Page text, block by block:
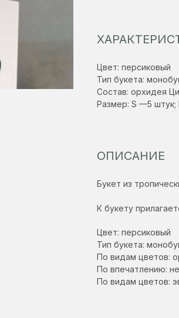
Цвет: персиковый
Тип букета:
Состав: орхидея
Размер: S —5
ОПИСАНИЕ
Букет из
К букету
Цвет: персиковый
Тип букета:
По видам цветов:
По впечатлению:
По видам цветов: